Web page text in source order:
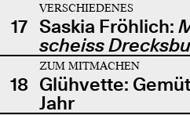
17
VERSCHIEDENES
Saskia Fröhlich:
scheiss
18
ZUM MITMACHEN
Glühvette:
Jahr